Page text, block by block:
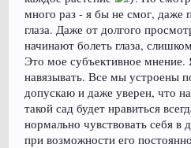
много раз - я бы не смог, даже
глаза. Даже от долгого
начинают болеть глаза,
Это мое субъективное мнение.
навязывать. Все мы устроены
допускаю и даже уверен, что
такой сад будет нравиться
нормально чувствовать себя в
при возможности его